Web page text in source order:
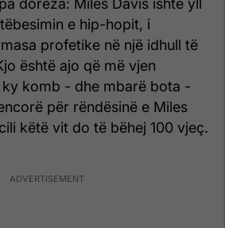
doreza: Miles Davis ishte yll
e hip-hopit, i
profetike në një idhull të
është ajo që më vjen
komb - dhe mbarë bota -
për rëndësinë e Miles
këtë vit do të bëhej 100 vjeç.